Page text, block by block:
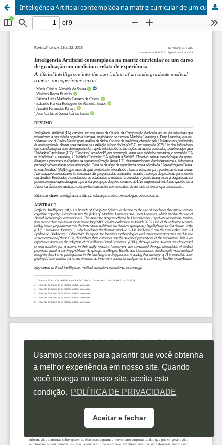
Usamos cookies para garantir que você obtenha
a melhor experiência em nosso site. Quando
você navega no nosso site, aceita esta
condição. POLÍTICA DE PRIVACIDADE
Aceitar e fechar
Inteligência Artificial contemplada na matriz curricular de um curso de graduação em medicina